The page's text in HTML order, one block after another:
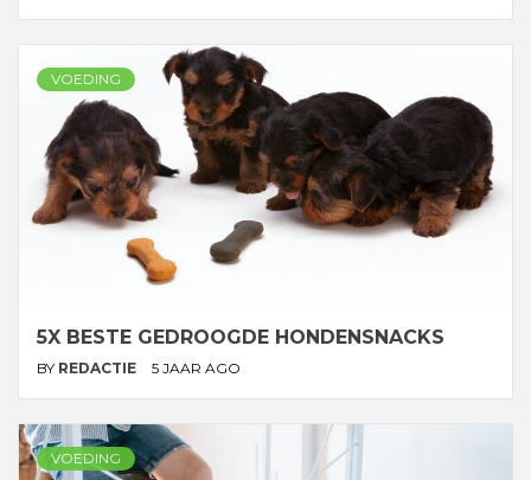
VOEDING
5X BESTE GEDROOGDE HONDENSNACKS
BY REDACTIE 5 JAAR AGO
VOEDING